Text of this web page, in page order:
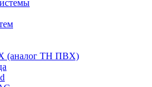
(аналог ТН ПВХ)